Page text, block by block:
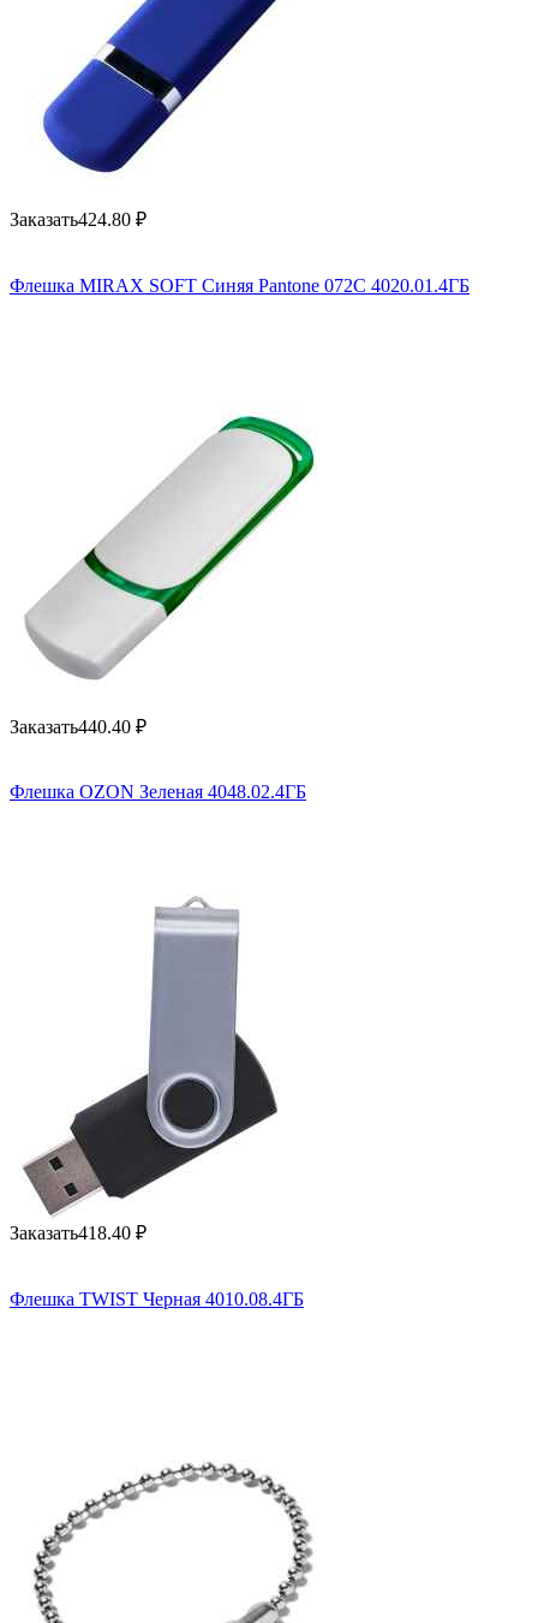
Заказать424.80 ₽
Флешка MIRAX SOFT Синяя Pantone 072C 4020.01.4ГБ
Заказать440.40 ₽
Флешка OZON Зеленая 4048.02.4ГБ
Заказать418.40 ₽
Флешка TWIST Черная 4010.08.4ГБ